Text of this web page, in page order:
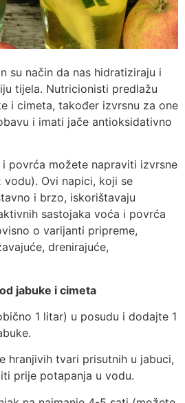
su način da nas hidratiziraju i
tijela. Nutricionisti predlažu
i cimeta, također izvrsnu za one
i imati jače antioksidativno
povrća možete napraviti izvrsne
Ovi napici, koji se
i brzo, iskorištavaju
sastojaka voća i povrća
o varijanti pripreme,
drenirajuće,
jabuke i cimeta
1 litar) u posudu i dodajte 1
hranjivih tvari prisutnih u jabuci,
prije potapanja u vodu.